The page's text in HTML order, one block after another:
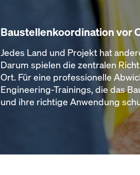
Baustellenkoordination vor
Jedes Land und Projekt hat
Darum spielen die zentralen
Ort. Für eine professionelle
Engineering-Trainings, die das
und ihre richtige Anwendung